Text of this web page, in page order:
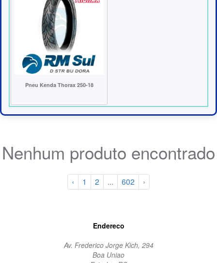
Pneu Kenda Thorax 250-18
Nenhum produto encontrado
‹ 1 2 ... 602 ›
Endereco
Av. Frederico Jorge Kich, 294
Boa Uniao